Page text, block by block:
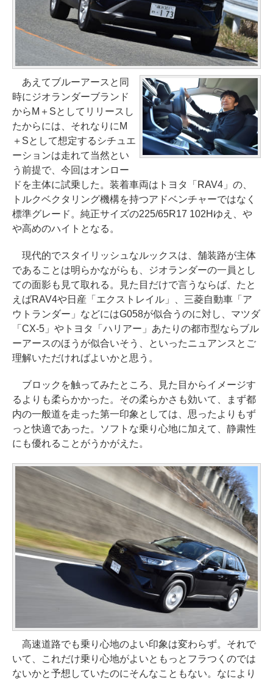
あえてブルーアースと同
時にジオランダーブランド
からM＋Sとしてリリースし
たからには、それなりにM
＋Sとして想定するシチュエ
ーションは走れて当然とい
う前提で、今回はオンロー
ドを主体に試乗した。装着車両はトヨタ「RAV4」の、
トルクベクタリング機構を持つアドベンチャーではなく
標準グレード。純正サイズの225/65R17 102Hゆえ、や
や高めのハイトとなる。
現代的でスタイリッシュなルックスは、舗装路が主体
であることは明らかながらも、ジオランダーの一員とし
ての面影も見て取れる。見た目だけで言うならば、たと
えばRAV4や日産「エクストレイル」、三菱自動車「ア
ウトランダー」などにはG058が似合うのに対し、マツダ
「CX-5」やトヨタ「ハリアー」あたりの都市型ならブル
ーアースのほうが似合いそう、といったニュアンスとご
理解いただければよいかと思う。
ブロックを触ってみたところ、見た目からイメージす
るよりも柔らかかった。その柔らかさも効いて、まず都
内の一般道を走った第一印象としては、思ったよりもず
っと快適であった。ソフトな乗り心地に加えて、静粛性
にも優れることがうかがえた。
高速道路でも乗り心地のよい印象は変わらず。それで
いて、これだけ乗り心地がよいともっとフラつくのでは
ないかと予想していたのにそんなこともない。なにより